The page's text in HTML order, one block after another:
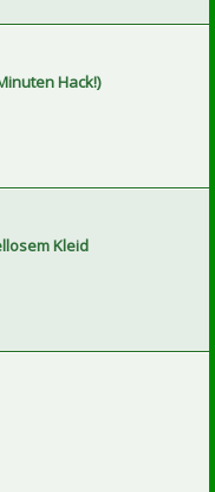
Hack!)
Kleid